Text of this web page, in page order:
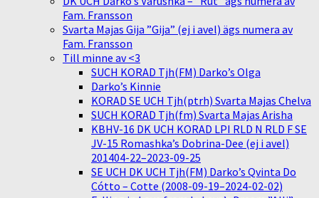
Fam. Fransson
Svarta Majas Gija ”Gija” (ej i avel) ägs numera av
Fam. Fransson
Till minne av <3
SUCH KORAD Tjh(FM) Darko’s Olga
Darko’s Kinnie
KORAD SE UCH Tjh(ptrh) Svarta Majas Chelva
SUCH KORAD Tjh(fm) Svarta Majas Arisha
KBHV-16 DK UCH KORAD LPI RLD N RLD F SE
JV-15 Romashka’s Dobrina-Dee (ej i avel)
201404-22–2023-09-25
SE UCH DK UCH Tjh(FM) Darko’s Qvinta Do
Cótto – Cotte (2008-09-19–2024-02-02)